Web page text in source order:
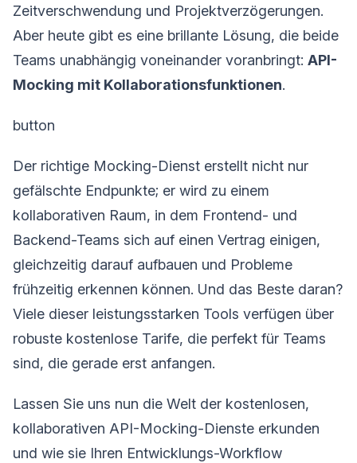
Zeitverschwendung und Projektverzögerungen.
Aber heute gibt es eine brillante Lösung, die beide
Teams unabhängig voneinander voranbringt: API-
Mocking mit Kollaborationsfunktionen.
button
Der richtige Mocking-Dienst erstellt nicht nur
gefälschte Endpunkte; er wird zu einem
kollaborativen Raum, in dem Frontend- und
Backend-Teams sich auf einen Vertrag einigen,
gleichzeitig darauf aufbauen und Probleme
frühzeitig erkennen können. Und das Beste daran?
Viele dieser leistungsstarken Tools verfügen über
robuste kostenlose Tarife, die perfekt für Teams
sind, die gerade erst anfangen.
Lassen Sie uns nun die Welt der kostenlosen,
kollaborativen API-Mocking-Dienste erkunden
und wie sie Ihren Entwicklungs-Workflow